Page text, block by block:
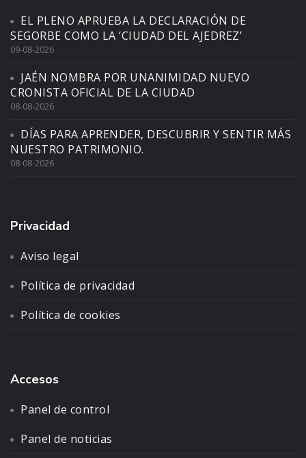
EL PLENO APRUEBA LA DECLARACIÓN DE
SEGORBE COMO LA ‘CIUDAD DEL AJEDREZ’
09-08-2026
JAÉN NOMBRA POR UNANIMIDAD NUEVO
CRONISTA OFICIAL DE LA CIUDAD
08-08-2026
DÍAS PARA APRENDER, DESCUBRIR Y SENTIR MÁS
NUESTRO PATRIMONIO.
08-08-2026
Privacidad
Aviso legal
Política de privacidad
Política de cookies
Accesos
Panel de control
Panel de noticias